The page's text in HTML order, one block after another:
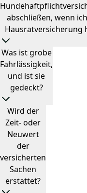
abschließen, wenn
Hausratversicherung
Was ist grobe
Fahrlässigkeit,
und ist sie
gedeckt?
Wird der
Zeit- oder
Neuwert
der
versicherten
Sachen
erstattet?